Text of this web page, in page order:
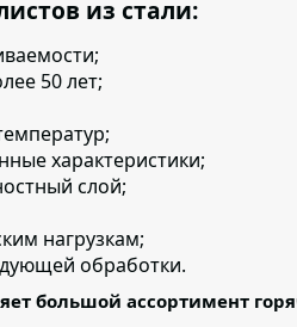
из стали:
50 лет;
характеристики;
слой;
нагрузкам;
обработки.
большой ассортимент